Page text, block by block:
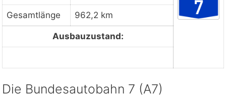
Gesamtlänge 962,2 km
Ausbauzustand:
Die Bundesautobahn 7 (A7)